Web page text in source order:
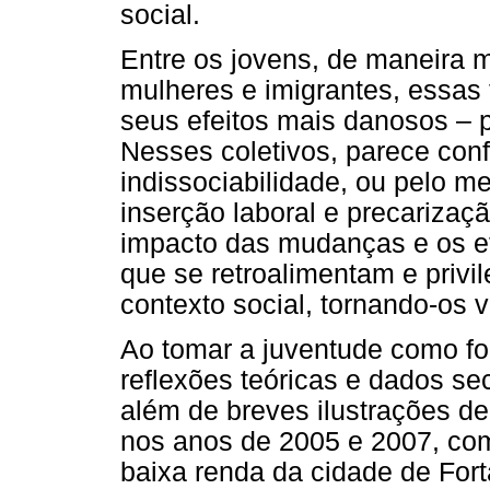
social.
Entre os jovens, de maneira
mulheres e imigrantes,
seus efeitos mais danosos –
Nesses coletivos, parece
indissociabilidade, ou pelo
inserção laboral e
impacto das mudanças e os
que se retroalimentam e
contexto social, tornando-os
Ao tomar a juventude como
reflexões teóricas e dados
além de breves ilustrações
nos anos de 2005 e 2007,
baixa renda da cidade de